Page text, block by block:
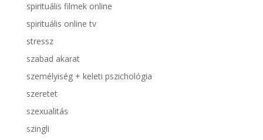
spirituális filmek online
spirituális online tv
stressz
szabad akarat
személyiség + keleti pszichológia
szeretet
szexualitás
szingli